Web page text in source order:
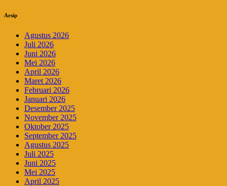
Arsip
Agustus 2026
Juli 2026
Juni 2026
Mei 2026
April 2026
Maret 2026
Februari 2026
Januari 2026
Desember 2025
November 2025
Oktober 2025
September 2025
Agustus 2025
Juli 2025
Juni 2025
Mei 2025
April 2025